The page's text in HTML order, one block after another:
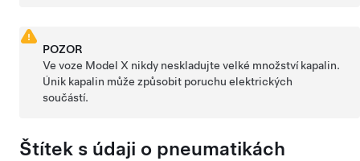
POZOR
Ve voze Model X nikdy neskladujte velké množství kapalin.
Únik kapalin může způsobit poruchu elektrických
součástí.
Štítek s údaji o pneumatikách